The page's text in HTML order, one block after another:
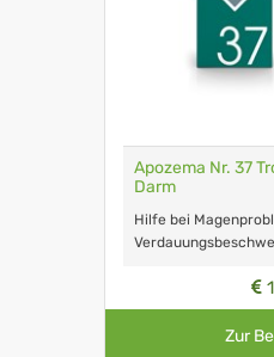
Apozema Nr. 37
Darm
Hilfe bei
Zur